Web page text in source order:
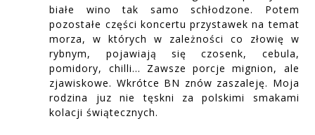
białe wino tak samo schłodzone. Potem
pozostałe części koncertu przystawek na temat
morza, w których w zależności co złowię w
rybnym, pojawiają się czosenk, cebula,
pomidory, chilli... Zawsze porcje mignion, ale
zjawiskowe. Wkrótce BN znów zaszaleję. Moja
rodzina juz nie tęskni za polskimi smakami
kolacji świątecznych.